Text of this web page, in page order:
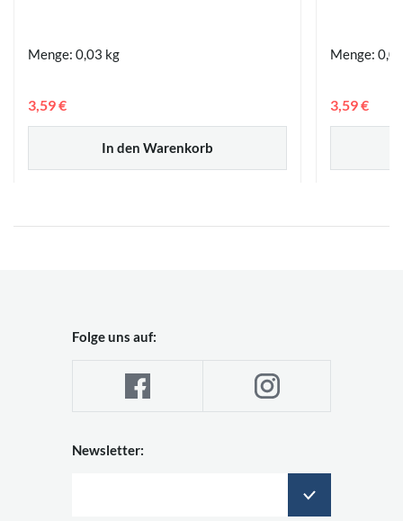
Menge: 0,03 kg
In den Warenkorb
3,59 €
Menge:
3,59 €
Folge uns auf:
Newsletter: